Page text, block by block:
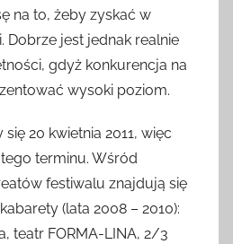
na to, żeby zyskać w
Dobrze jest jednak realnie
gdyż konkurencja na
wysoki poziom.
20 kwietnia 2011, więc
terminu. Wśród
festiwalu znajdują się
(lata 2008 – 2010):
teatr FORMA-LINA, 2/3